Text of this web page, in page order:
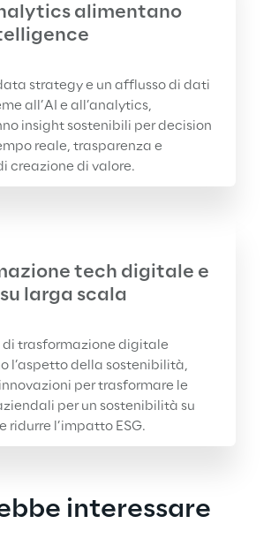
alimentano
strategy e un afflusso di dati
all’AI e all’analytics,
insight sostenibili per decision
reale, trasparenza e
creazione di valore.
tech digitale e
larga scala
di trasformazione digitale
l’aspetto della sostenibilità,
per trasformare le
per un sostenibilità su
ridurre l’impatto ESG.
interessare